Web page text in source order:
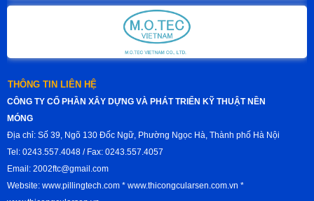
THÔNG TIN LIÊN HỆ
CÔNG TY CỔ PHẦN XÂY DỰNG VÀ PHÁT TRIỂN KỸ THUẬT NỀN
MÓNG
Địa chỉ: Số 39, Ngõ 130 Đốc Ngữ, Phường Ngọc Hà, Thành phố Hà Nội
Tel: 0243.557.4048 / Fax: 0243.557.4057
Email: 2002ftc@gmail.com
Website: www.pillingtech.com * www.thicongcularsen.com.vn *